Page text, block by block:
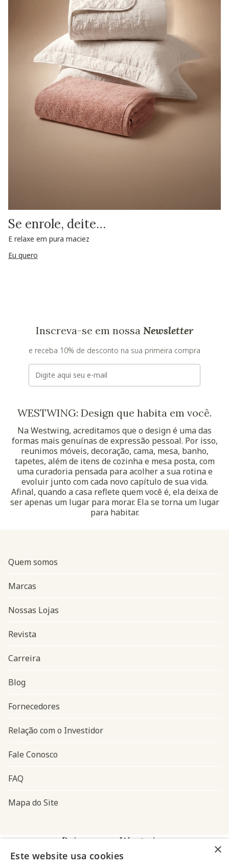
Se enrole, deite…
E relaxe em pura maciez
Eu quero
Inscreva-se em nossa Newsletter
e receba 10% de desconto na sua primeira compra
E-mail
WESTWING: Design que habita em você.
Na Westwing, acreditamos que o design é uma das
formas mais genuínas de expressão pessoal. Por isso,
reunimos móveis, decoração, cama, mesa, banho,
tapetes, além de itens de cozinha e mesa posta, com
uma curadoria pensada para acolher a sua rotina e
evoluir junto com cada novo capítulo de sua vida.
Afinal, quando a casa reflete quem você é, ela deixa de
ser apenas um lugar para morar. Ela se torna um lugar
para habitar.
Navegação do rodapé
Quem somos
Marcas
Nossas Lojas
Revista
Carreira
Blog
Fornecedores
Relação com o Investidor
Fale Conosco
FAQ
Mapa do Site
Baixe o app Westwing
×
Este website usa cookies